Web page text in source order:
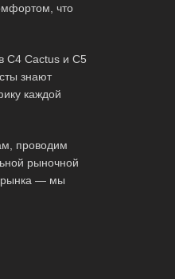
что
C4 Cactus и C5
знают
каждой
проводим
рыночной
— мы